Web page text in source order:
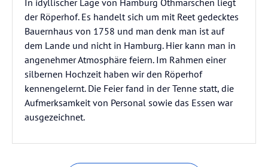
In idyllischer Lage von Hamburg Othmarschen liegt
der Röperhof. Es handelt sich um mit Reet gedecktes
Bauernhaus von 1758 und man denk man ist auf
dem Lande und nicht in Hamburg. Hier kann man in
angenehmer Atmosphäre feiern. Im Rahmen einer
silbernen Hochzeit haben wir den Röperhof
kennengelernt. Die Feier fand in der Tenne statt, die
Aufmerksamkeit von Personal sowie das Essen war
ausgezeichnet.